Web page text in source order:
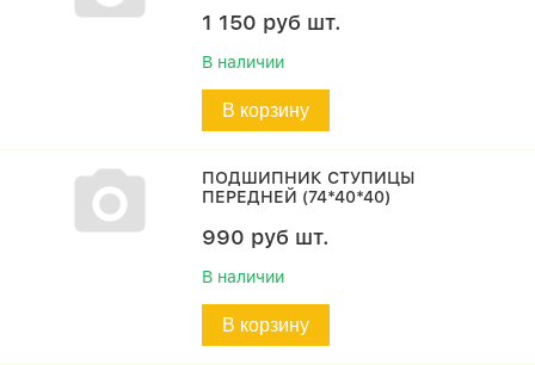
1 150 руб шт.
В наличии
В корзину
ПОДШИПНИК СТУПИЦЫ
ПЕРЕДНЕЙ (74*40*40)
990 руб шт.
В наличии
В корзину